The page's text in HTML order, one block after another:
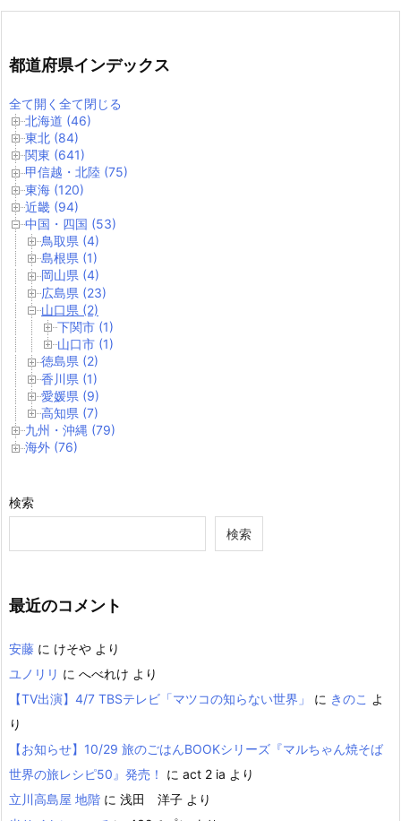
都道府県インデックス
全て開く 全て閉じる
北海道 (46)
東北 (84)
関東 (641)
甲信越・北陸 (75)
東海 (120)
近畿 (94)
中国・四国 (53)
鳥取県 (4)
島根県 (1)
岡山県 (4)
広島県 (23)
山口県 (2)
下関市 (1)
山口市 (1)
徳島県 (2)
香川県 (1)
愛媛県 (9)
高知県 (7)
九州・沖縄 (79)
海外 (76)
検索
検索
最近のコメント
安藤 に けそや より
ユノリリ に へべれけ より
【TV出演】4/7 TBSテレビ「マツコの知らない世界」
に きのこ よ
り
【お知らせ】10/29 旅のごはんBOOKシリーズ『マルちゃん焼そば
世界の旅レシピ50』発売！
に act 2 ia より
立川高島屋 地階 に 浅田 洋子 より